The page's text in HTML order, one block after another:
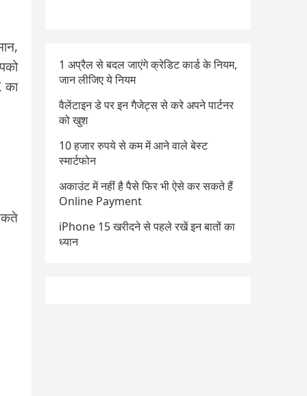
का
1 अप्रैल से बदल जाएंगे क्रेडिट कार्ड के नियम,
जान लीजिए ये नियम
वैलेंटाइन डे पर इन गैजेट्स से करे अपने पार्टनर
को खुश
10 हजार रुपये से कम में आने वाले बेस्ट
स्मार्टफोन
अकाउंट में नहीं है पैसे फिर भी ऐसे कर सकते हैं
Online Payment
iPhone 15 खरीदने से पहले रखें इन बातों का
ध्यान